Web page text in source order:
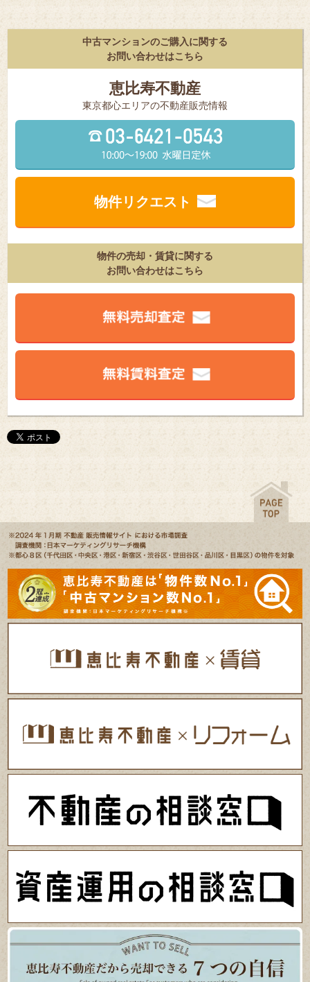
中古マンションのご購入に関する
お問い合わせはこちら
恵比寿不動産
東京都⼼エリアの不動産販売情報
物件リクエスト
物件の売却・賃貸に関する
お問い合わせはこちら